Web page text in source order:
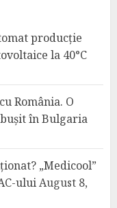
producție
la 40°C
România. O
în Bulgaria
„Medicool”
uluiAugust 8,